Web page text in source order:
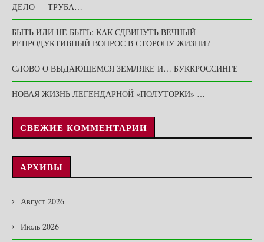
ДЕЛО — ТРУБА…
БЫТЬ ИЛИ НЕ БЫТЬ: КАК СДВИНУТЬ ВЕЧНЫЙ
РЕПРОДУКТИВНЫЙ ВОПРОС В СТОРОНУ ЖИЗНИ?
СЛОВО О ВЫДАЮЩЕМСЯ ЗЕМЛЯКЕ И… БУККРОССИНГЕ
НОВАЯ ЖИЗНЬ ЛЕГЕНДАРНОЙ «ПОЛУТОРКИ» …
СВЕЖИЕ КОММЕНТАРИИ
АРХИВЫ
Август 2026
Июль 2026